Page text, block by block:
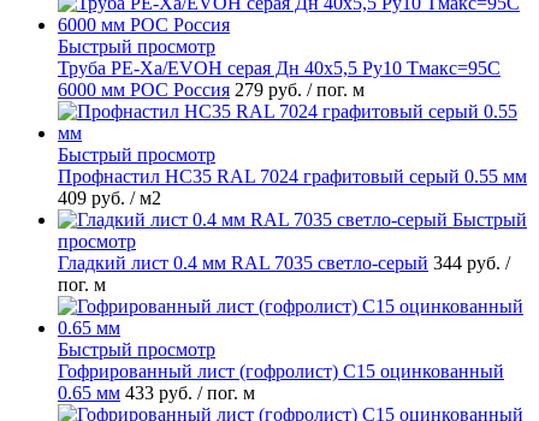
Быстрый просмотр
Труба PE-Xa/EVOH серая Дн 40х5,5 Ру10 Тмакс=95C
6000 мм РОС Россия 279 руб. / пог. м
Быстрый просмотр
Профнастил НС35 RAL 7024 графитовый серый 0.55 мм
409 руб. / м2
Быстрый
просмотр
Гладкий лист 0.4 мм RAL 7035 светло-серый 344 руб. /
пог. м
Быстрый просмотр
Гофрированный лист (гофролист) С15 оцинкованный
0.65 мм 433 руб. / пог. м